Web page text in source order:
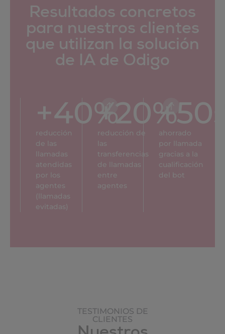
Resultados concretos
para nuestros clientes
que utilizan la solución
de IA de Odigo
reducción
de las
llamadas
atendidas
por los
agentes
(llamadas
evitadas)
+40%
reducción de
las
transferencias
de llamadas
entre
agentes
+20%
ahorrado
por llamada
gracias a la
cualificación
del bot
+50
TESTIMONIOS DE
CLIENTES